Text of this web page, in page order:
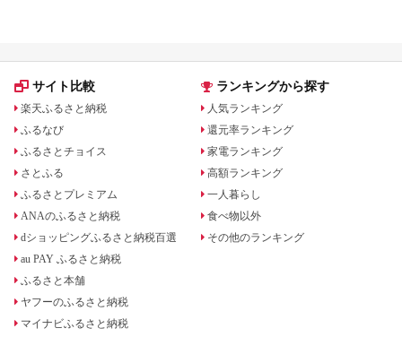
サイト比較
楽天ふるさと納税
ふるなび
ふるさとチョイス
さとふる
ふるさとプレミアム
ANAのふるさと納税
dショッピングふるさと納税百選
au PAY ふるさと納税
ふるさと本舗
ヤフーのふるさと納税
マイナビふるさと納税
ランキングから探す
人気ランキング
還元率ランキング
家電ランキング
高額ランキング
一人暮らし
食べ物以外
その他のランキング